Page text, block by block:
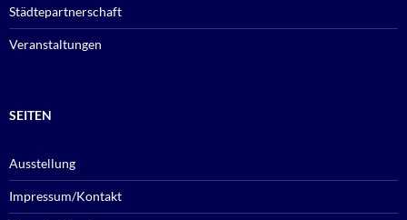
Städtepartnerschaft
Veranstaltungen
SEITEN
Ausstellung
Impressum/Kontakt